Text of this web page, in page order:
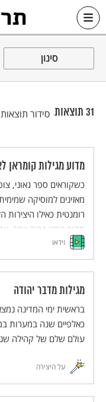
כל האתר
סינון
31 תוצאות סידור
מדוע מגילות קומראן
כשקוראים ספר גאוני,
מאזינים למוסיקה
רומנטית כאילו היצירות
מקור רוחני גבוה יותר.
מיתיות לא נוצרו יש
פריימים, מסנן רעשי
שאינם תואמים את
לדוגמא את ספר הספרים
וידאו
מגילות מדבר יהודה
בראשית ימי המדינה
כאלפיים שנה במערות
עולם שלם של קהילה
על היצירה